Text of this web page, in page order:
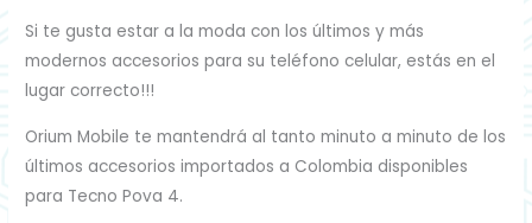
Si te gusta estar a la moda con los últimos y más
modernos accesorios para su teléfono celular, estás en el
lugar correcto!!!
Orium Mobile te mantendrá al tanto minuto a minuto de los
últimos accesorios importados a Colombia disponibles
para Tecno Pova 4.